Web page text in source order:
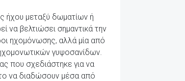
ήχου μεταξύ δωματίων ή
να βελτιώσει σημαντικά την
ηχομόνωσης, αλλά μία από
γυψοσανίδων.
που σχεδιάστηκε για να
να διαδώσουν μέσα από